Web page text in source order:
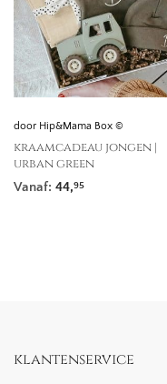
door Hip&Mama Box ©
kraamcadeau jongen |
urban green
Vanaf: 44,95
klantenservice